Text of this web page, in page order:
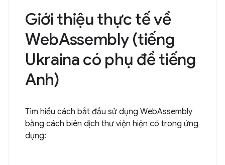
Giới thiệu thực tế về
WebAssembly (tiếng
Ukraina có phụ đề tiếng
Anh)
Tìm hiểu cách bắt đầu sử dụng WebAssembly
bằng cách biên dịch thư viện hiện có trong ứng
dụng: